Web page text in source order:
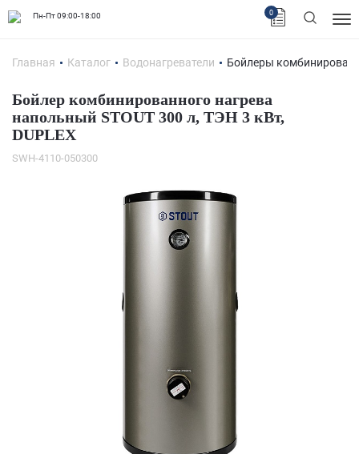
Пн-Пт 09:00-18:00 0
Главная Каталог Водонагреватели Бойлеры
Бойлер комбинированного нагрева
напольный STOUT 300 л, ТЭН 3 кВт,
DUPLEX
SWH-4110-050300